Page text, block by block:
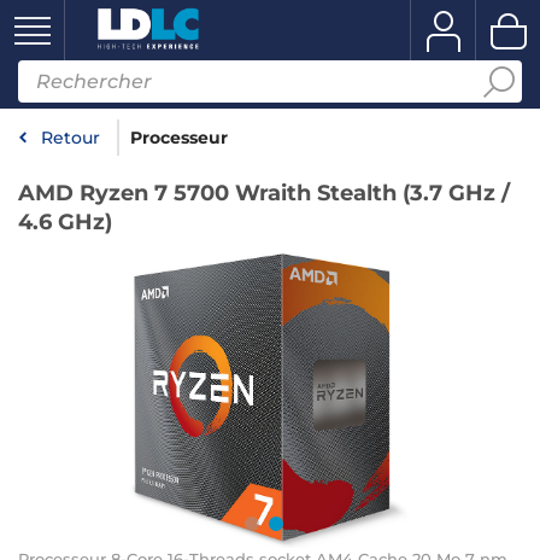
Retour Processeur
AMD Ryzen 7 5700 Wraith Stealth (3.7 GHz /
4.6 GHz)